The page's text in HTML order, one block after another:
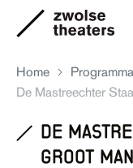
Aanbod
Home
Programma
De Mastreechter
de
groot